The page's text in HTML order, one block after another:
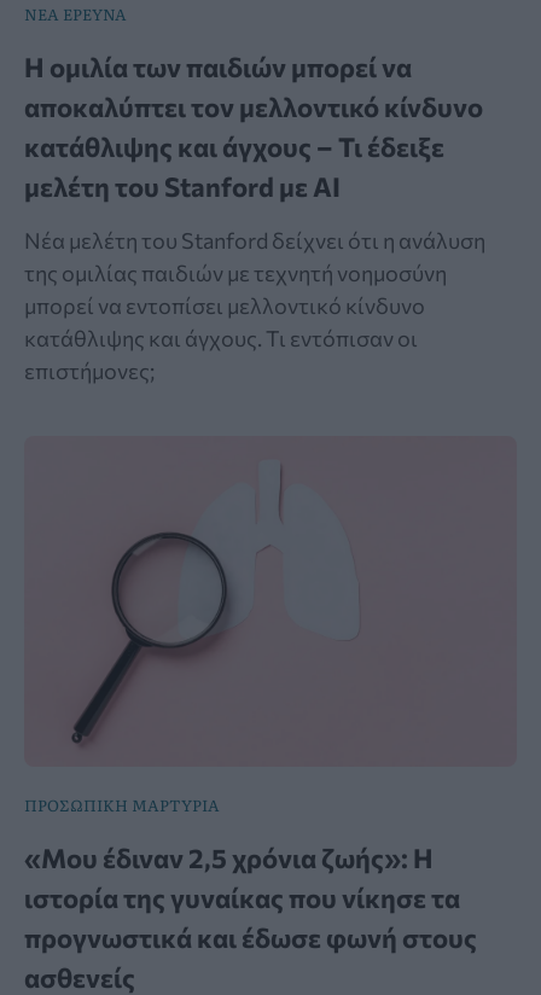
ΝΕΑ ΕΡΕΥΝΑ
Η ομιλία των παιδιών μπορεί να
αποκαλύπτει τον μελλοντικό κίνδυνο
κατάθλιψης και άγχους – Τι έδειξε
μελέτη του Stanford με AI
Νέα μελέτη του Stanford δείχνει ότι η ανάλυση
της ομιλίας παιδιών με τεχνητή νοημοσύνη
μπορεί να εντοπίσει μελλοντικό κίνδυνο
κατάθλιψης και άγχους. Τι εντόπισαν οι
επιστήμονες;
ΠΡΟΣΩΠΙΚΗ ΜΑΡΤΥΡΙΑ
«Μου έδιναν 2,5 χρόνια ζωής»: Η
ιστορία της γυναίκας που νίκησε τα
προγνωστικά και έδωσε φωνή στους
ασθενείς